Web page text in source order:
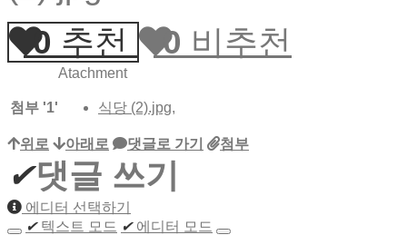
0 추천 0 비추천
Atachment
첨부 '1' 식당 (2).jpg,
위로 아래로 댓글로 가기 첨부
✔댓글 쓰기
에디터 선택하기
✔ 텍스트 모드 ✔ 에디터 모드